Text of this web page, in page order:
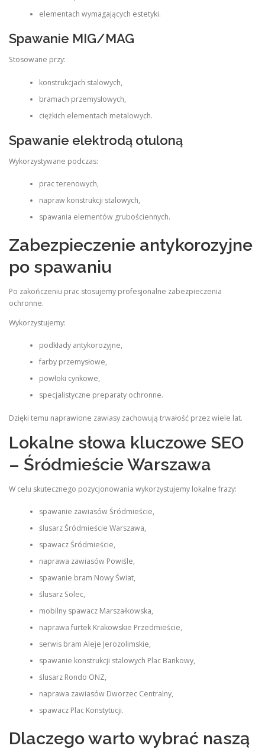
elementach wymagających estetyki.
Spawanie MIG/MAG
Stosowane przy:
konstrukcjach stalowych,
bramach przemysłowych,
ciężkich elementach metalowych.
Spawanie elektrodą otuloną
Wykorzystywane podczas:
prac terenowych,
napraw konstrukcji stalowych,
spawania elementów grubościennych.
Zabezpieczenie antykorozyjne
po spawaniu
Po zakończeniu prac stosujemy profesjonalne zabezpieczenia
ochronne.
Wykorzystujemy:
podkłady antykorozyjne,
farby przemysłowe,
powłoki cynkowe,
specjalistyczne preparaty ochronne.
Dzięki temu naprawione zawiasy zachowują trwałość przez wiele lat.
Lokalne słowa kluczowe SEO
– Śródmieście Warszawa
W celu skutecznego pozycjonowania wykorzystujemy lokalne frazy:
spawanie zawiasów Śródmieście,
ślusarz Śródmieście Warszawa,
spawacz Śródmieście,
naprawa zawiasów Powiśle,
spawanie bram Nowy Świat,
ślusarz Solec,
mobilny spawacz Marszałkowska,
naprawa furtek Krakowskie Przedmieście,
serwis bram Aleje Jerozolimskie,
spawanie konstrukcji stalowych Plac Bankowy,
ślusarz Rondo ONZ,
naprawa zawiasów Dworzec Centralny,
spawacz Plac Konstytucji.
Dlaczego warto wybrać naszą